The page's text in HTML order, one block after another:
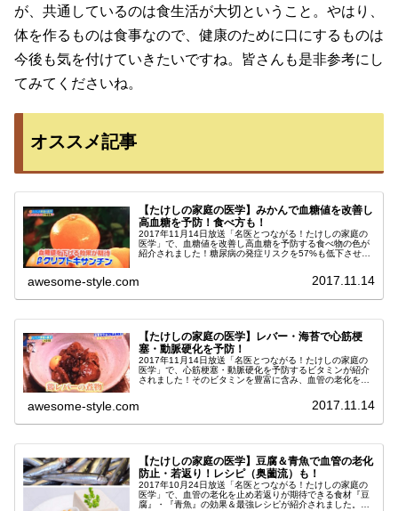
が、共通しているのは食生活が大切ということ。やはり、
体を作るものは食事なので、健康のために口にするものは
今後も気を付けていきたいですね。皆さんも是非参考にし
てみてくださいね。
オススメ記事
【たけしの家庭の医学】みかんで血糖値を改善し
高血糖を予防！食べ方も！
2017年11月14日放送「名医とつながる！たけしの家庭の
医学」で、血糖値を改善し高血糖を予防する食べ物の色が
紹介されました！糖尿病の発症リスクを57%も低下させ
awesome-style.com 2017.11.14
【たけしの家庭の医学】レバー・海苔で心筋梗
塞・動脈硬化を予防！
2017年11月14日放送「名医とつながる！たけしの家庭の
医学」で、心筋梗塞・動脈硬化を予防するビタミンが紹介
されました！そのビタミンを豊富に含み、血管の老化を防
awesome-style.com 2017.11.14
【たけしの家庭の医学】豆腐＆青魚で血管の老化
防止・若返り！レシピ（奥薗流）も！
2017年10月24日放送「名医とつながる！たけしの家庭の
医学」で、血管の老化を止め若返りが期待できる食材『豆
腐』・『青魚』の効果＆最強レシピが紹介されました。動